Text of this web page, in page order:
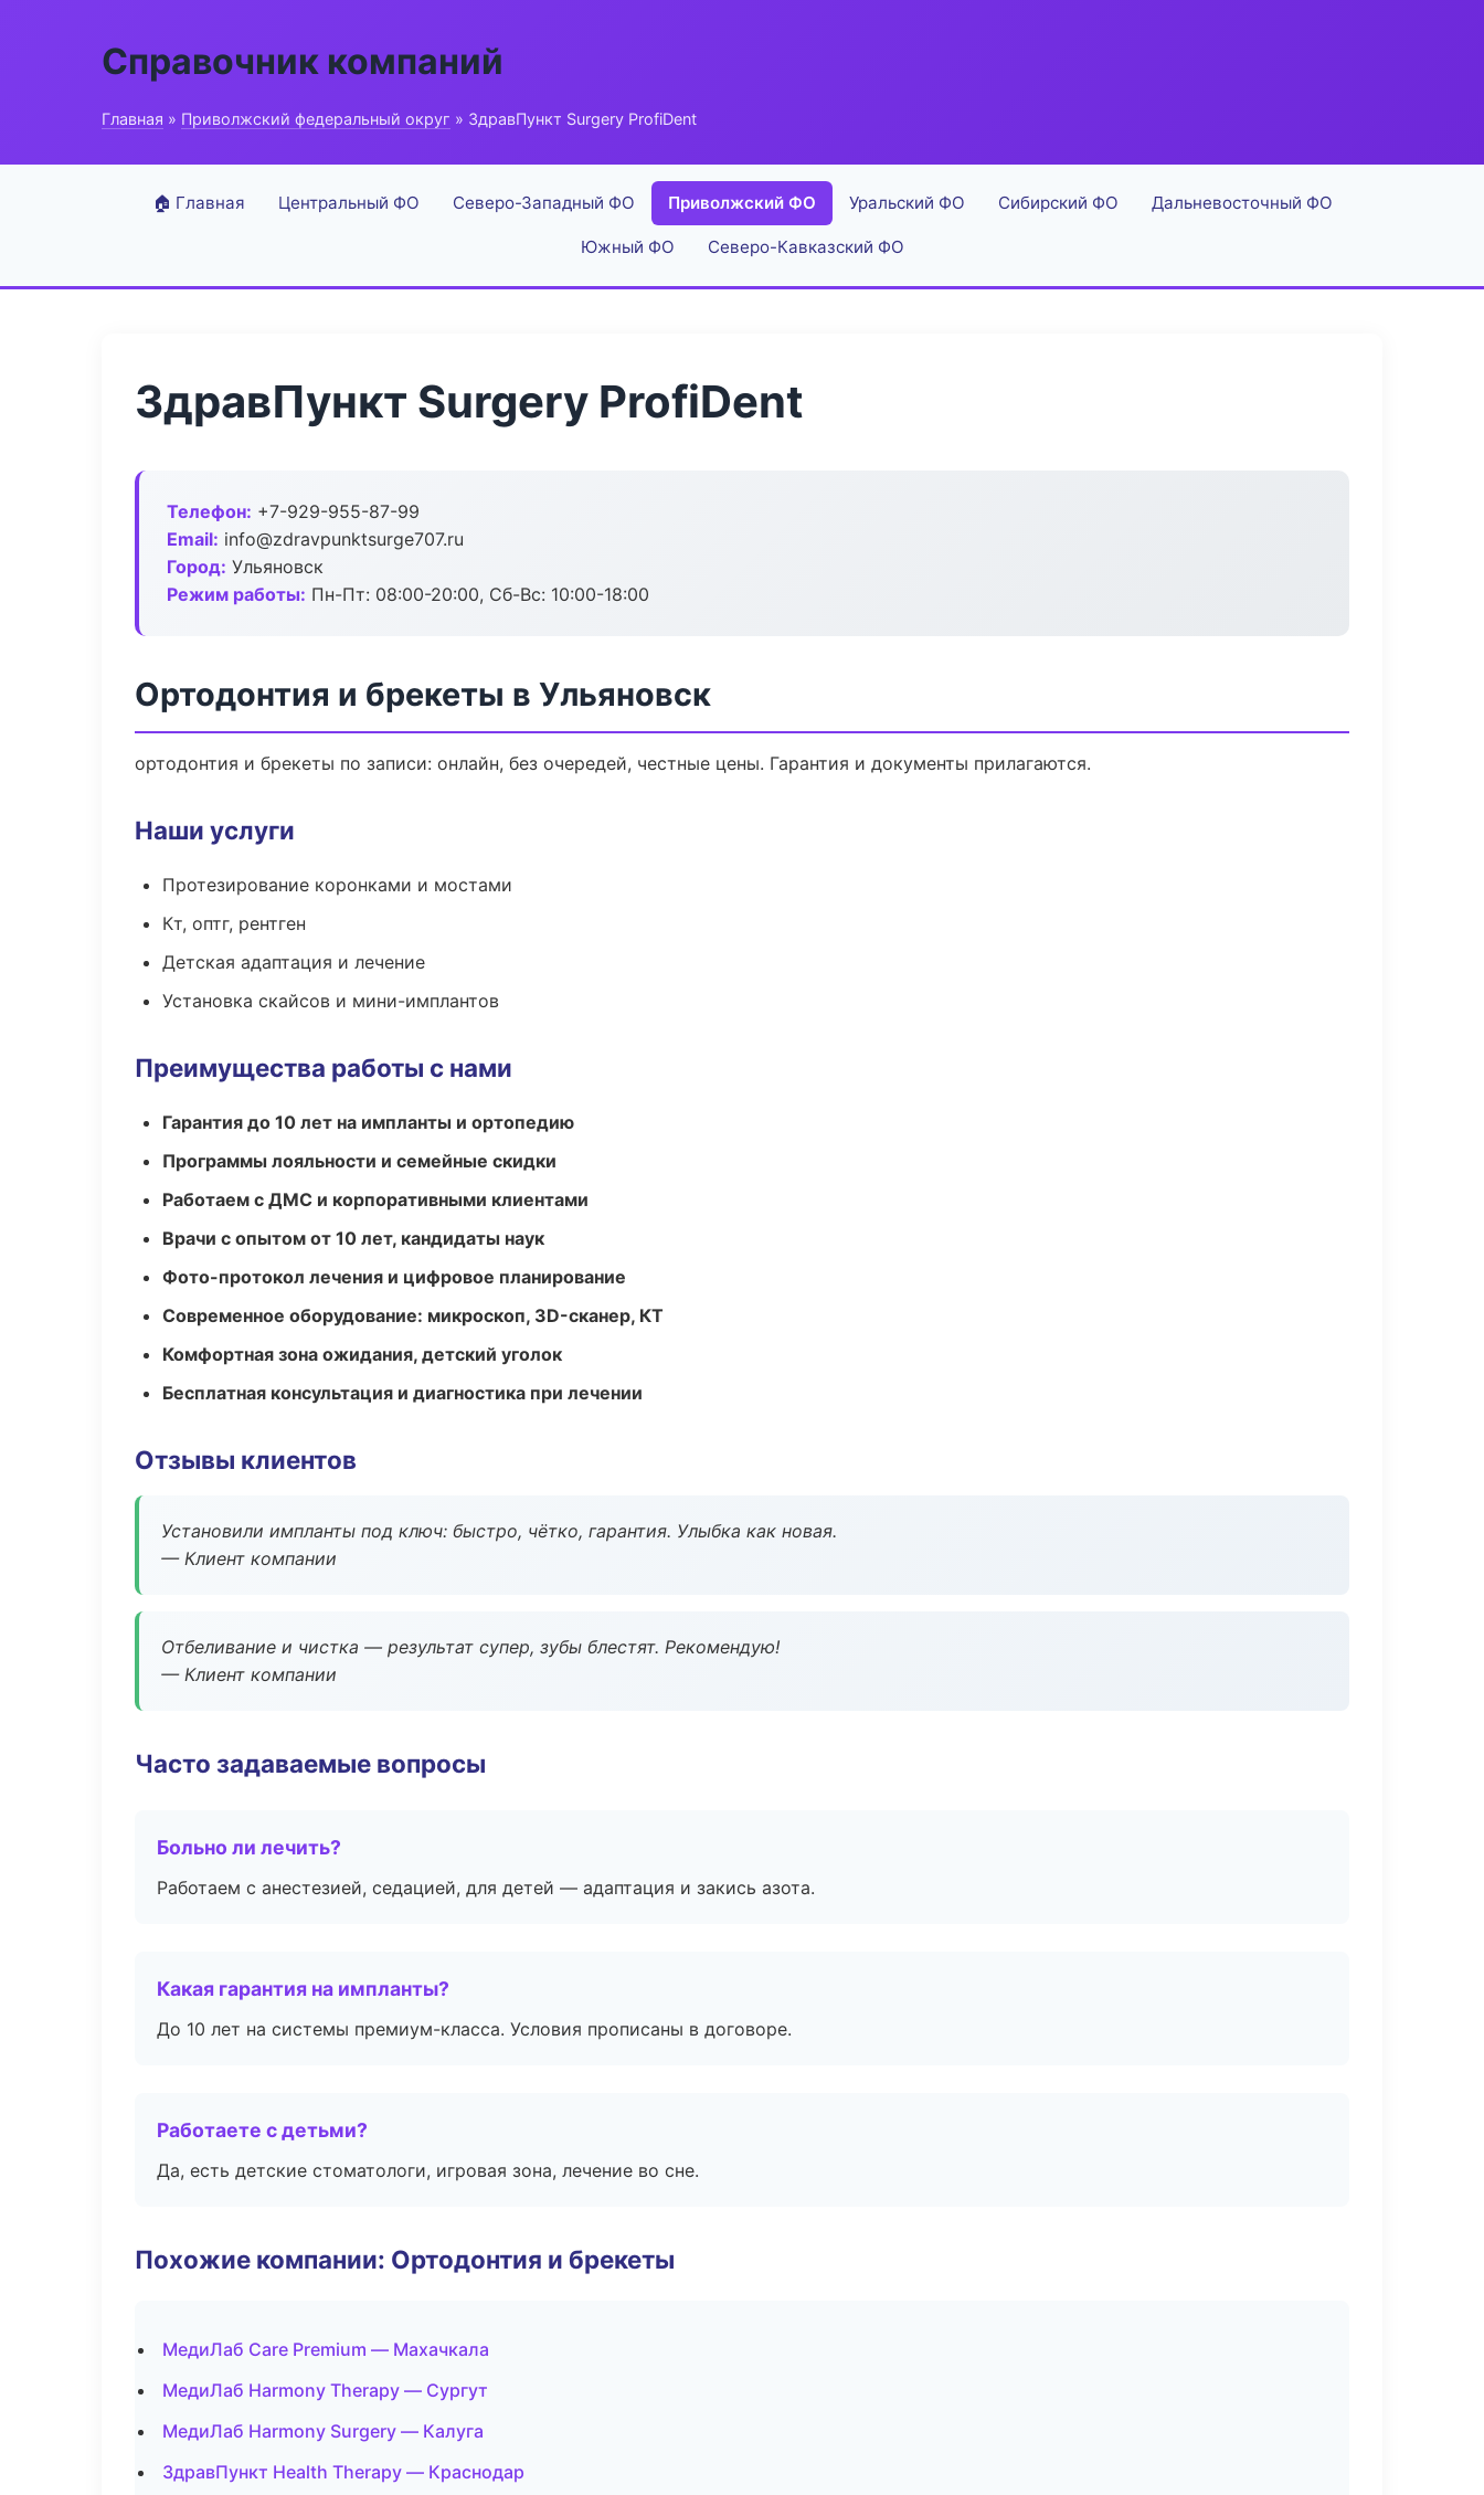
Справочник компаний
Главная » Приволжский федеральный округ » ЗдравПункт Surgery ProfiDent
🏠 Главная Центральный ФО Северо-Западный ФО Приволжский ФО Уральский ФО Сибирский ФО Дальневосточный ФО
Южный ФО Северо-Кавказский ФО
ЗдравПункт Surgery ProfiDent
Телефон: +7-929-955-87-99
Email: info@zdravpunktsurge707.ru
Город: Ульяновск
Режим работы: Пн-Пт: 08:00-20:00, Сб-Вс: 10:00-18:00
Ортодонтия и брекеты в Ульяновск
ортодонтия и брекеты по записи: онлайн, без очередей, честные цены. Гарантия и документы прилагаются.
Наши услуги
Протезирование коронками и мостами
Кт, оптг, рентген
Детская адаптация и лечение
Установка скайсов и мини-имплантов
Преимущества работы с нами
Гарантия до 10 лет на импланты и ортопедию
Программы лояльности и семейные скидки
Работаем с ДМС и корпоративными клиентами
Врачи с опытом от 10 лет, кандидаты наук
Фото-протокол лечения и цифровое планирование
Современное оборудование: микроскоп, 3D-сканер, КТ
Комфортная зона ожидания, детский уголок
Бесплатная консультация и диагностика при лечении
Отзывы клиентов
Установили импланты под ключ: быстро, чётко, гарантия. Улыбка как новая.
— Клиент компании
Отбеливание и чистка — результат супер, зубы блестят. Рекомендую!
— Клиент компании
Часто задаваемые вопросы
Больно ли лечить?
Работаем с анестезией, седацией, для детей — адаптация и закись азота.
Какая гарантия на импланты?
До 10 лет на системы премиум-класса. Условия прописаны в договоре.
Работаете с детьми?
Да, есть детские стоматологи, игровая зона, лечение во сне.
Похожие компании: Ортодонтия и брекеты
МедиЛаб Care Premium — Махачкала
МедиЛаб Harmony Therapy — Сургут
МедиЛаб Harmony Surgery — Калуга
ЗдравПункт Health Therapy — Краснодар